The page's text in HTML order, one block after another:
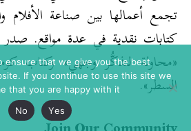
تجمع أعمالها بين صناعة الأفلام
كتابات نقدية في عدة مواقع. صدر
«محاولة لتذكُّر وجهي» وكتاب
السطر».
ensure that we give you the best
If you continue to use this site we
that you are happy with it.
Yes
No